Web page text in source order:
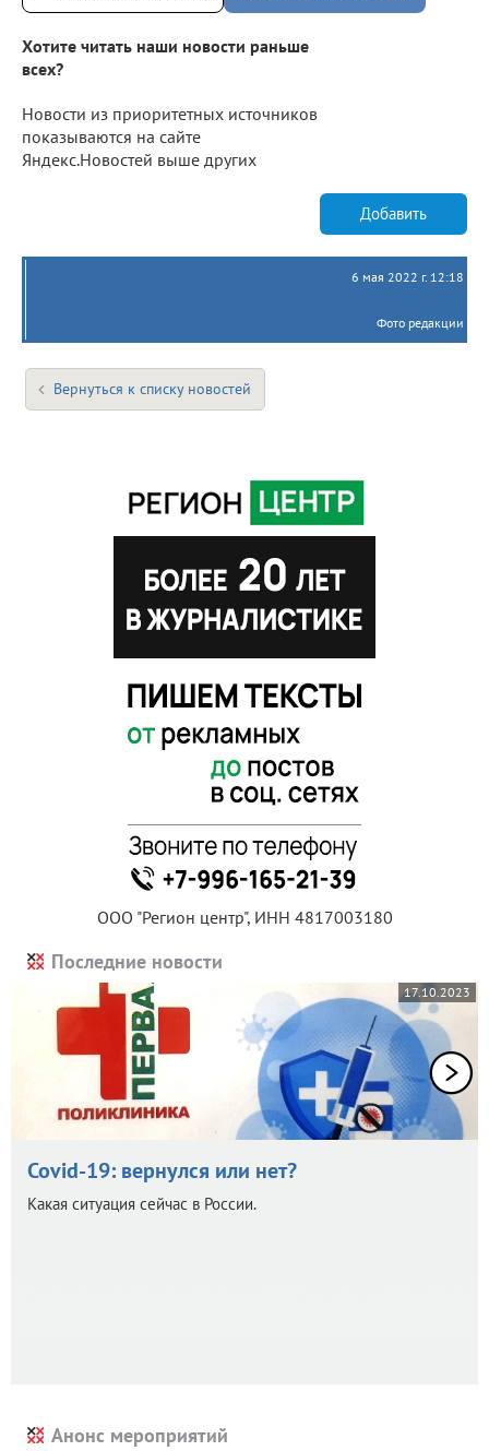
Хотите читать наши новости раньше
всех?
Новости из приоритетных источников
показываются на сайте
Яндекс.Новостей выше других
Добавить
6 мая 2022 г. 12:18
Фото редакции
Вернуться к списку новостей
ООО "Регион центр", ИНН 4817003180
Последние новости
17.10.2023
Covid-19: вернулся или нет?
Какая ситуация сейчас в России.
Анонс мероприятий